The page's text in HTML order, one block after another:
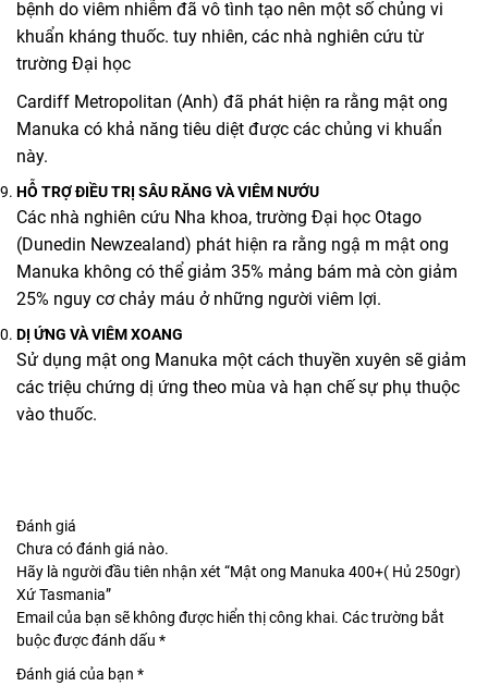
bệnh do viêm nhiễm đã vô tình tạo nên một số chủng vi
khuẩn kháng thuốc. tuy nhiên, các nhà nghiên cứu từ
trường Đại học
Cardiff Metropolitan (Anh) đã phát hiện ra rằng mật ong
Manuka có khả năng tiêu diệt được các chủng vi khuẩn
này.
HỖ TRỢ ĐIỀU TRỊ SÂU RĂNG VÀ VIÊM NƯỚU
Các nhà nghiên cứu Nha khoa, trường Đại học Otago
(Dunedin Newzealand) phát hiện ra rằng ngậ m mật ong
Manuka không có thể giảm 35% mảng bám mà còn giảm
25% nguy cơ chảy máu ở những người viêm lợi.
DỊ ỨNG VÀ VIÊM XOANG
Sử dụng mật ong Manuka một cách thuyền xuyên sẽ giảm
các triệu chứng dị ứng theo mùa và hạn chế sự phụ thuộc
vào thuốc.
Đánh giá
Chưa có đánh giá nào.
Hãy là người đầu tiên nhận xét “Mật ong Manuka 400+( Hủ 250gr)
Xứ Tasmania”
Email của bạn sẽ không được hiển thị công khai. Các trường bắt
buộc được đánh dấu *
Đánh giá của bạn *